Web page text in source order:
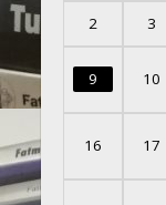
2 3
9 10
16 17